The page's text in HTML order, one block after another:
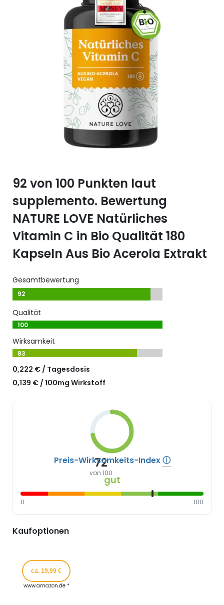
Selen (Se)
Silicium (Si)
Zink (Zn)
Vitamin B12
Vitamin C
Vitamin D
Vitamin E
Vitamin K
Vitamin Q (Q10)
92 von 100 Punkten laut
supplemento. Bewertung
NATURE LOVE Natürliches
Vitamin C in Bio Qualität 180
Kapseln Aus Bio Acerola Extrakt
Gesamtbewertung
92
Qualität
100
Wirksamkeit
83
0,222 € / Tagesdosis
0,139 € / 100mg Wirkstoff
72
von 100
Preis-Wirksamkeits-Indexⓘ
gut
0 100
Kaufoptionen
ca. 19,99 €
www.amazon.de *